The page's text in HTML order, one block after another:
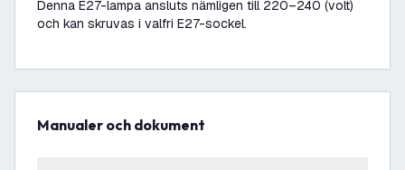
Denna E27-lampa ansluts nämligen till 220–240 (volt)
och kan skruvas i valfri E27-sockel.
Manualer och dokument